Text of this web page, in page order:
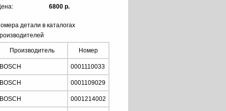
6800 р.
детали в каталогах
Производитель Номер
BOSCH 0001110033
BOSCH 0001109029
BOSCH 0001214002